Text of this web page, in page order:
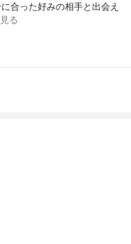
合った好みの相手と出会え
る